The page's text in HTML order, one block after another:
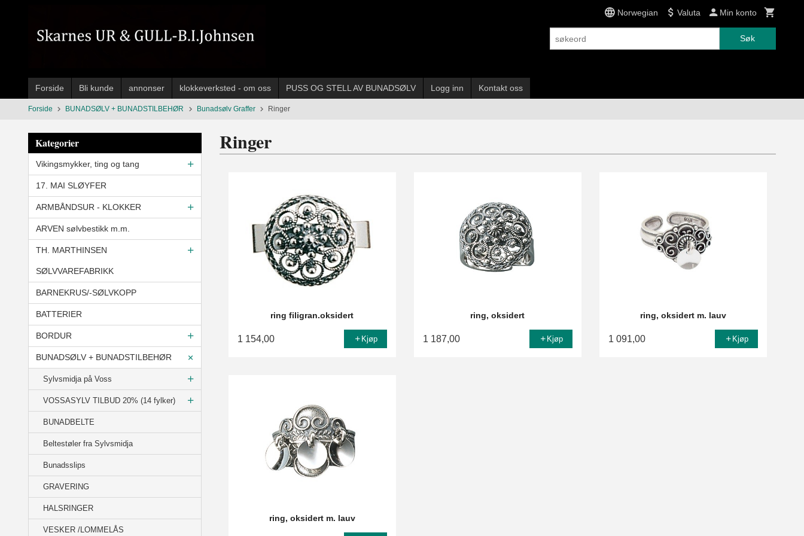
innholdet
Norwegian Valuta Min konto
Søk
Forside Bli kunde annonser klokkeverksted - om oss PUSS OG STELL AV BUNADSØLV Logg inn Kontakt oss
Forside BUNADSØLV + BUNADSTILBEHØR Bunadsølv Graffer Ringer
Kategorier
Vikingsmykker, ting og tang
17. MAI SLØYFER
ARMBÅNDSUR - KLOKKER
ARVEN sølvbestikk m.m.
TH. MARTHINSEN
SØLVVAREFABRIKK
BARNEKRUS/-SØLVKOPP
BATTERIER
BORDUR
BUNADSØLV + BUNADSTILBEHØR
Sylvsmidja på Voss
VOSSASYLV TILBUD 20% (14 fylker)
BUNADBELTE
Beltestøler fra Sylvsmidja
Bunadsslips
GRAVERING
HALSRINGER
VESKER /LOMMELÅS
Ringer
ring filigran.oksidert
1 154,00 Kjøp
ring, oksidert
1 187,00 Kjøp
ring, oksidert m. lauv
1 091,00 Kjøp
ring, oksidert m. lauv